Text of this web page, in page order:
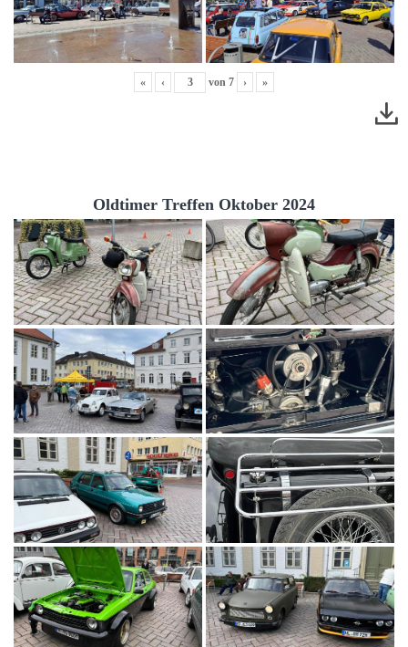
« ‹ von 7 › »
Oldtimer Treffen Oktober 2024